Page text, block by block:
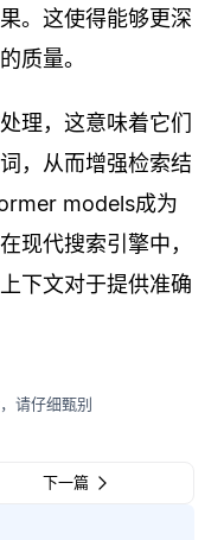
。这使得能够更深
质量。
理，这意味着它们
，从而增强检索结
models成为
现代搜索引擎中，
下文对于提供准确
请仔细甄别
下一篇